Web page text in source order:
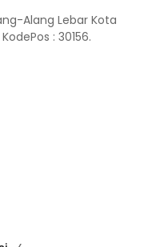
Alang Lebar Kota
: 30156.